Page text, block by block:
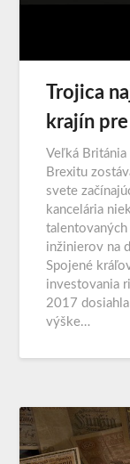
Trojica
krajín
Veľká
Brexitu
svete
kancelária
inžinierov na
Spojené
investovania
2017
výške…